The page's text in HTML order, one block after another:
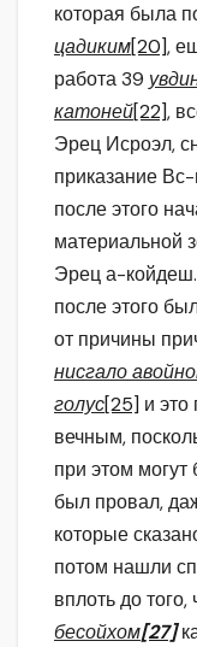
которая была
цадиким[20],
работа 39
катоней[22],
Эрец Исроэл,
приказание
после этого
материальной
Эрец а-
после этого
от причины
нисгало
голус[25] и
вечным,
при этом могут
был провал,
которые
потом нашли
вплоть до того,
бесойхом[27]